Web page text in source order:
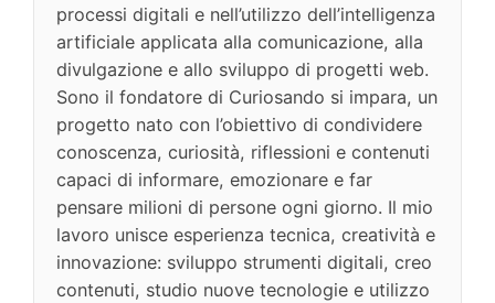
processi digitali e nell’utilizzo dell’intelligenza
artificiale applicata alla comunicazione, alla
divulgazione e allo sviluppo di progetti web.
Sono il fondatore di Curiosando si impara, un
progetto nato con l’obiettivo di condividere
conoscenza, curiosità, riflessioni e contenuti
capaci di informare, emozionare e far
pensare milioni di persone ogni giorno. Il mio
lavoro unisce esperienza tecnica, creatività e
innovazione: sviluppo strumenti digitali, creo
contenuti, studio nuove tecnologie e utilizzo